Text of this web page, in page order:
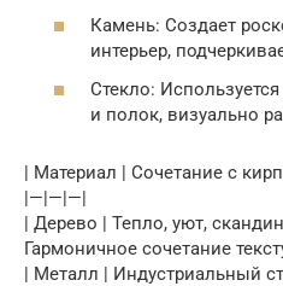
Камень: Создает
интерьер,
Стекло:
и полок, визуально
| Материал | Сочетание с
|—|—|—|
| Дерево | Тепло, уют,
Гармоничное сочетание
| Металл | Индустриальный